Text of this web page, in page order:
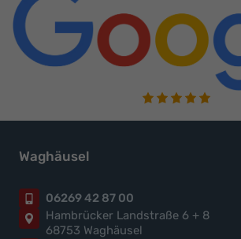
Waghäusel
06269 42 87 00
Hambrücker Landstraße 6 + 8
68753 Waghäusel